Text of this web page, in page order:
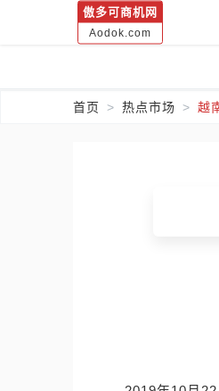
傲多可商机网
Aodok.com
首页 热点市场 越